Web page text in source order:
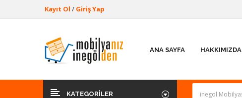
Kayıt Ol / Giriş Yap
ANA SAYFA HAKKIMIZDA
KATEGORILER